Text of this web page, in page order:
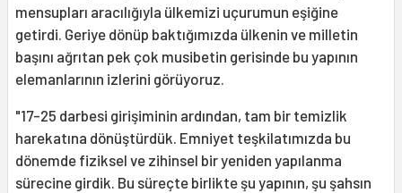
mensupları aracılığıyla ülkemizi uçurumun eşiğine
getirdi. Geriye dönüp baktığımızda ülkenin ve milletin
başını ağrıtan pek çok musibetin gerisinde bu yapının
elemanlarının izlerini görüyoruz.
"17-25 darbesi girişiminin ardından, tam bir temizlik
harekatına dönüştürdük. Emniyet teşkilatımızda bu
dönemde fiziksel ve zihinsel bir yeniden yapılanma
sürecine girdik. Bu süreçte birlikte şu yapının, şu şahsın